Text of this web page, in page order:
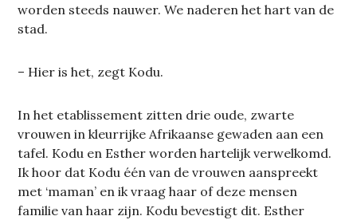
worden steeds nauwer. We naderen het hart van de
stad.
– Hier is het, zegt Kodu.
In het etablissement zitten drie oude, zwarte
vrouwen in kleurrijke Afrikaanse gewaden aan een
tafel. Kodu en Esther worden hartelijk verwelkomd.
Ik hoor dat Kodu één van de vrouwen aanspreekt
met ‘maman’ en ik vraag haar of deze mensen
familie van haar zijn. Kodu bevestigt dit. Esther